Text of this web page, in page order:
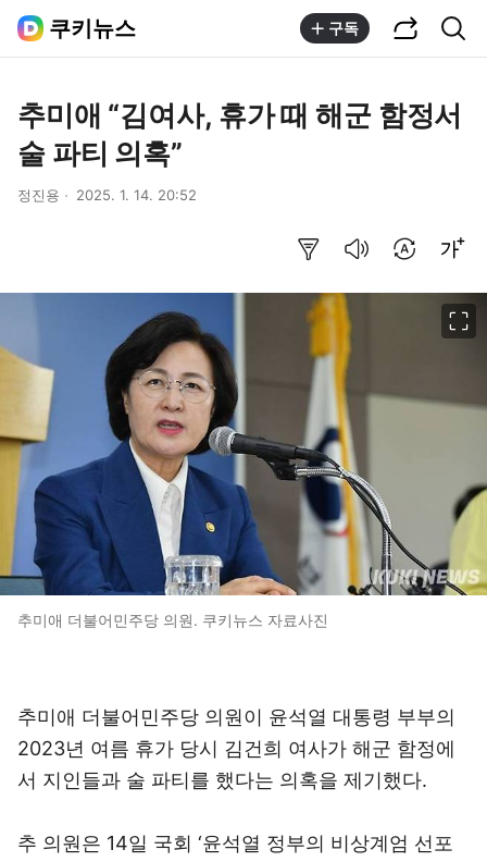
쿠키뉴스 구독
추미애 “김여사, 휴가 때 해군 함정서
술 파티 의혹”
정진용 2025. 1. 14. 20:52
추미애 더불어민주당 의원. 쿠키뉴스 자료사진
추미애 더불어민주당 의원이 윤석열 대통령 부부의
2023년 여름 휴가 당시 김건희 여사가 해군 함정에
서 지인들과 술 파티를 했다는 의혹을 제기했다.
추 의원은 14일 국회 ‘윤석열 정부의 비상계엄 선포